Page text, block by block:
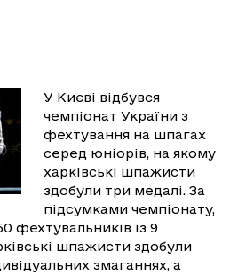
У Києві відбувся
чемпіонат України з
фехтування на шпагах
серед юніорів, на якому
харківські шпажисти
здобули три медалі. За
підсумками чемпіонату,
фехтувальників із 9
шпажисти здобули
змаганнях, а